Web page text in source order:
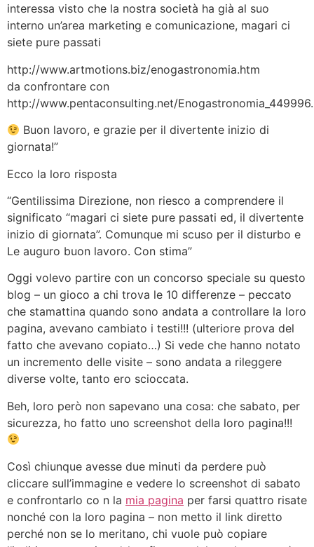
interessa visto che la nostra società ha già al suo
interno un’area marketing e comunicazione, magari ci
siete pure passati
http://www.artmotions.biz/enogastronomia.htm
da confrontare con
http://www.pentaconsulting.net/
Buon lavoro, e grazie per il divertente inizio di
giornata!”
Ecco la loro risposta
“Gentilissima Direzione, non riesco a comprendere il
significato “magari ci siete pure passati ed, il divertente
inizio di giornata”. Comunque mi scuso per il disturbo e
Le auguro buon lavoro. Con stima”
Oggi volevo partire con un concorso speciale su questo
blog – un gioco a chi trova le 10 differenze – peccato
che stamattina quando sono andata a controllare la loro
pagina, avevano cambiato i testi!!! (ulteriore prova del
fatto che avevano copiato…) Si vede che hanno notato
un incremento delle visite – sono andata a rileggere
diverse volte, tanto ero scioccata.
Beh, loro però non sapevano una cosa: che sabato, per
sicurezza, ho fatto uno screenshot della loro pagina!!!
Così chiunque avesse due minuti da perdere può
cliccare sull’immagine e vedere lo screenshot di sabato
e confrontarlo co n la mia pagina per farsi quattro risate
nonché con la loro pagina – non metto il link diretto
perché non se lo meritano, chi vuole può copiare